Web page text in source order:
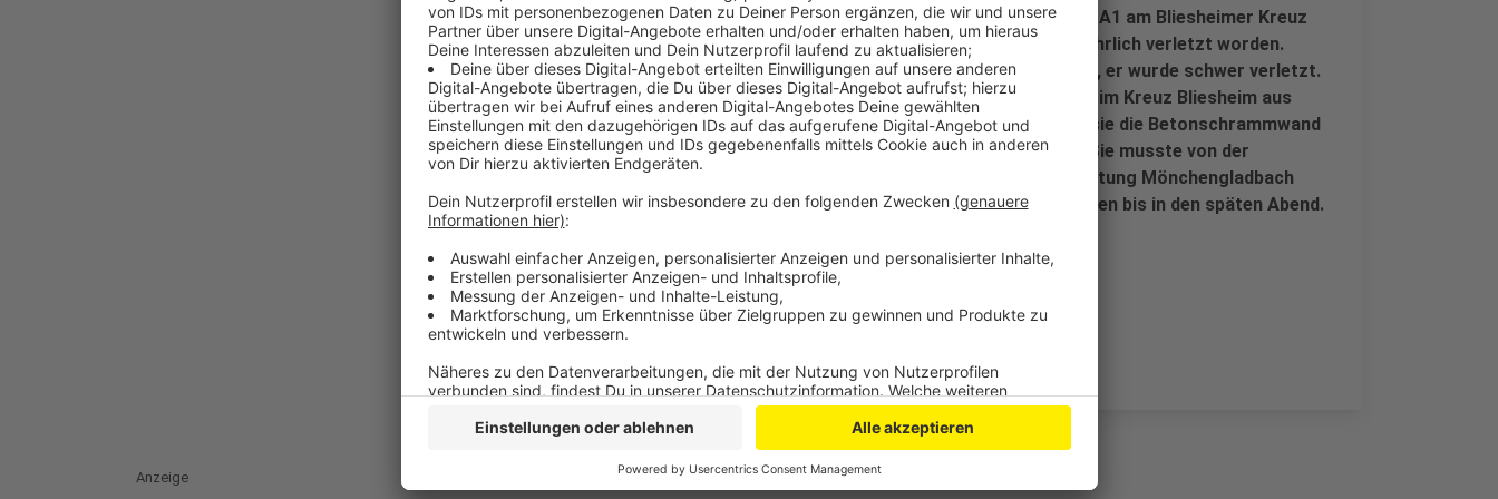
gesperrt. Schon am Donnerstagnachmittag hatte es auf der A1 am Bliesheimer Kreuz
gekracht. Dabei war eine 19-jährige Autofahrerin lebensgefährlich verletzt worden.
Auch ihr Beifahrer musste ins Krankenhaus gebracht werden, er wurde schwer verletzt.
Die 19-Jährige war laut Polizei einem Auto ausgewichen, das im Kreuz Bliesheim aus
Euskirchen kommend auf die A1 auffahren wollte. Dabei hat sie die Betonschrammwand
in der Mitte berührt und ist in zwei weitere Autos gekracht. Sie musste von der
Feuerwehr aus ihrem Auto befreit werden. Die Autobahn Richtung Mönchengladbach
war rund zwei Stunden gesperrt, die Aufräumarbeiten dauerten bis in den späten Abend.
Anzeige
Anzeige